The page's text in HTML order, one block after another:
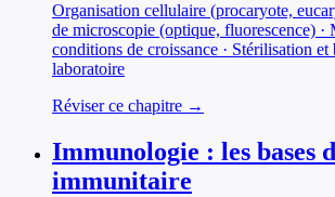
Organisation cellulaire (procaryote,
de microscopie (optique, fluorescence)
conditions de croissance · Stérilisation et
laboratoire
Réviser ce chapitre →
Immunologie : les bases
immunitaire